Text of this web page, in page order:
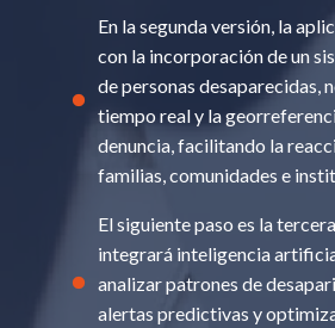
En la segunda versión, la
con la incorporación de un
de personas desaparecidas,
tiempo real y la
denuncia, facilitando la
familias, comunidades e
El siguiente paso es la
integrará inteligencia
analizar patrones de
alertas predictivas y